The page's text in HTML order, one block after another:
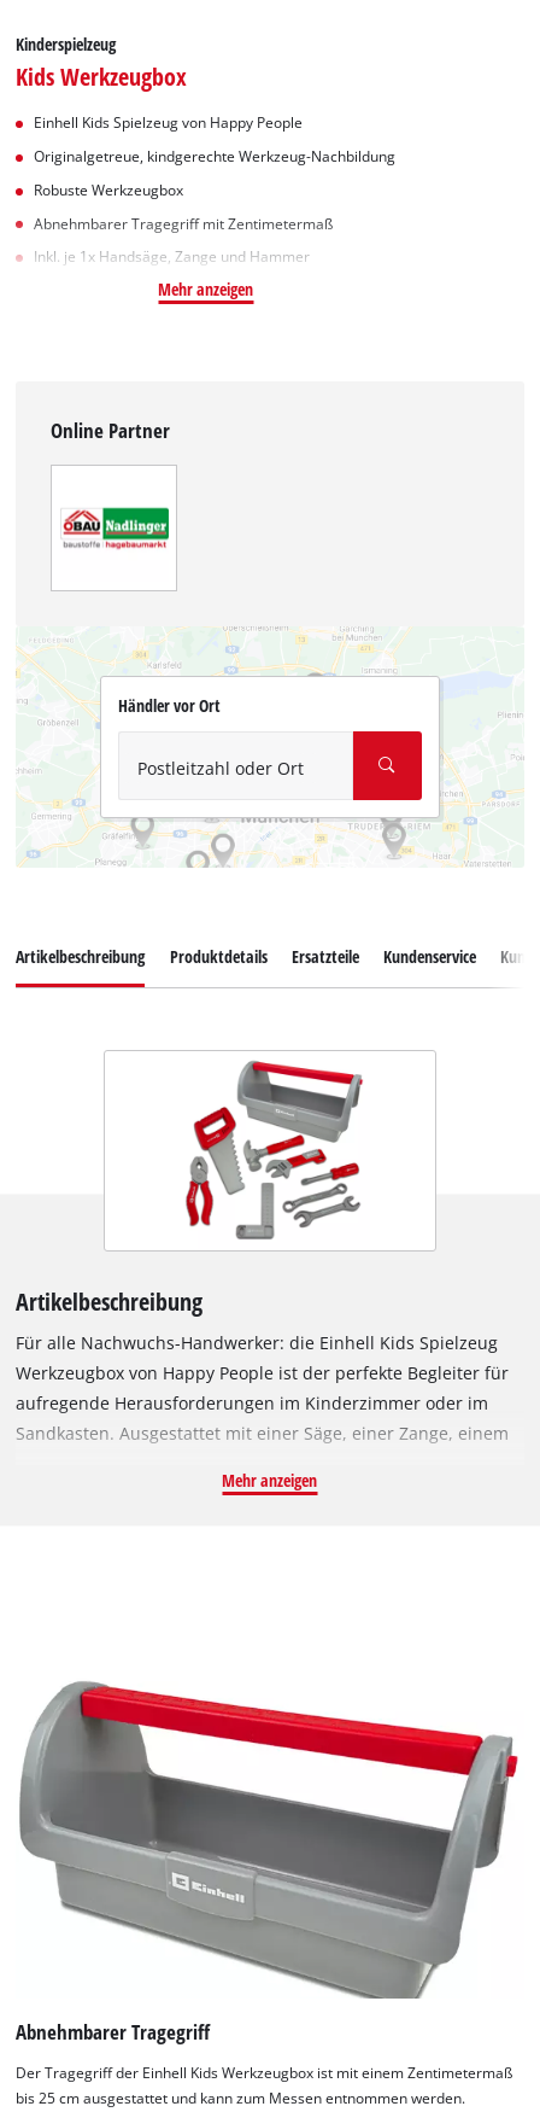
Kinderspielzeug
Kids Werkzeugbox
Einhell Kids Spielzeug von Happy People
Originalgetreue, kindgerechte Werkzeug-Nachbildung
Robuste Werkzeugbox
Abnehmbarer Tragegriff mit Zentimetermaß
Inkl. je 1x Handsäge, Zange und Hammer
Mehr anzeigen
Online Partner
Händler vor Ort
Postleitzahl oder Ort
Artikelbeschreibung Produktdetails Ersatzteile Kundenservice
Artikelbeschreibung
Für alle Nachwuchs-Handwerker: die Einhell Kids Spielzeug
Werkzeugbox von Happy People ist der perfekte Begleiter für
aufregende Herausforderungen im Kinderzimmer oder im
Sandkasten. Ausgestattet mit einer Säge, einer Zange, einem
Schraubendreher und einem rechtwinkligen Lineal, fehlt es
Achtung: Das Spielzeug enthält Kleinteile und ist für Kinder
ab 3 Jahren geeignet.
Mehr anzeigen
Abnehmbarer Tragegriff
Der Tragegriff der Einhell Kids Werkzeugbox ist mit einem Zentimetermaß
bis 25 cm ausgestattet und kann zum Messen entnommen werden.